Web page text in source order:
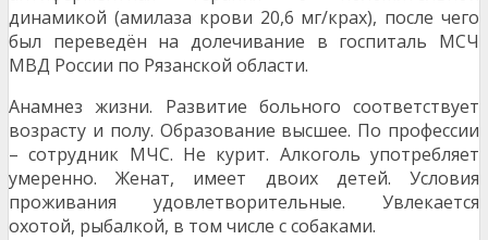
динамикой (амилаза крови 20,6 мг/крах), после чего
был переведён на долечивание в госпиталь МСЧ
МВД России по Рязанской области.
Анамнез жизни. Развитие больного соответствует
возрасту и полу. Образование высшее. По профессии
– сотрудник МЧС. Не курит. Алкоголь употребляет
умеренно. Женат, имеет двоих детей. Условия
проживания удовлетворительные. Увлекается
охотой, рыбалкой, в том числе с собаками.